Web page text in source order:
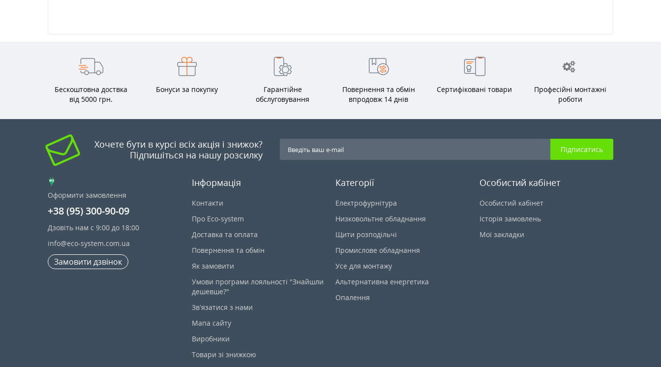
Бескоштовна доствка
від 5000 грн.
Бонуси за покупку
Гарантійне
обслуговування
Повернення та обмін
впродовж 14 днів
Сертифіковані товари
Професійні монтажні
роботи
Хочете бути в курсі всіх акція і знижок?
Підпишіться на нашу розсилку
Підписатись
Оформити замовлення
+38 (95) 300-90-09
Дзовіть нам с 9:00 до 18:00
info@eco-system.com.ua
Замовити дзвінок
Інформація
Контакти
Про Eco-system
Доставка та оплата
Повернення та обмін
Як замовити
Умови програми лояльності "Знайшли
дешевше?"
Зв’язатися з нами
Мапа сайту
Виробники
Товари зі знижкою
Категорії
Електрофурнітура
Низковольтне обладнання
Щити розподільчі
Промислове обладнання
Усе для монтажу
Альтернативна енергетика
Опалення
Особистий кабінет
Особистий кабінет
Історія замовлень
Мої закладки